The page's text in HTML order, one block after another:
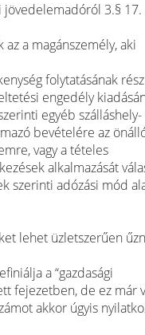
jövedelemadóról 3.§ 17.
a magánszemély, aki
folytatásának
engedély
egyéb szálláshely-
bevételére az
vagy a tételes
alkalmazását
szerinti adózási mód
lehet üzletszerűen
a “gazdasági
fejezetben, de ez már
akkor úgyis